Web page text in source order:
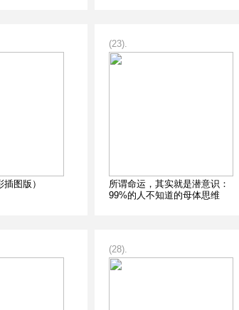
图版）
(23).
所谓命运，其实就是潜意识：
99%的人不知道的母体思维
(28).